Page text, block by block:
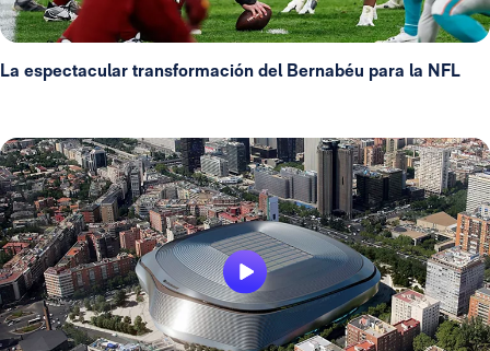
La espectacular transformación del Bernabéu para la NFL